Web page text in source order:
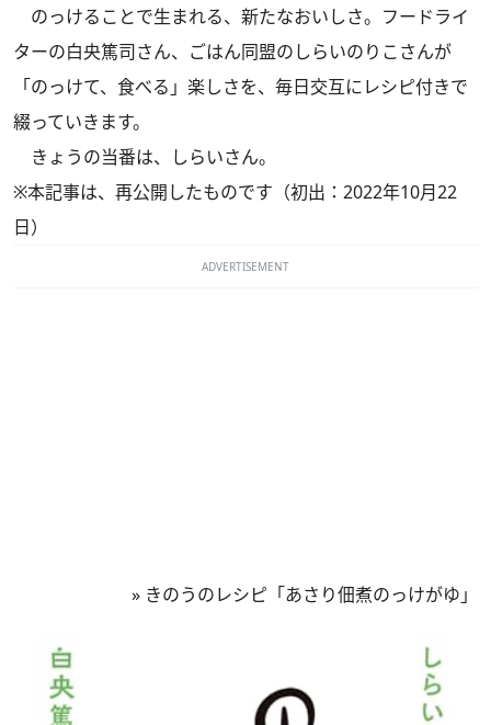
のっけることで生まれる、新たなおいしさ。フードライ
ターの白央篤司さん、ごはん同盟のしらいのりこさんが
「のっけて、食べる」楽しさを、毎日交互にレシピ付きで
綴っていきます。
きょうの当番は、しらいさん。
※本記事は、再公開したものです（初出：2022年10月22
日）
ADVERTISEMENT
» きのうのレシピ「あさり佃煮のっけがゆ」